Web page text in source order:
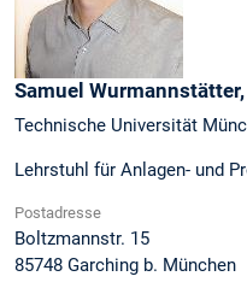
Samuel Wurmannstätter,
Technische Universität
Lehrstuhl für Anlagen- und
Postadresse
Boltzmannstr. 15
85748 Garching b. München